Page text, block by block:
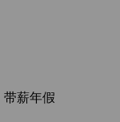
带薪年假